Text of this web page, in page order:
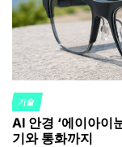
POSTED
IN
기술
AI 안경 ‘에이아이
기와 통화까지